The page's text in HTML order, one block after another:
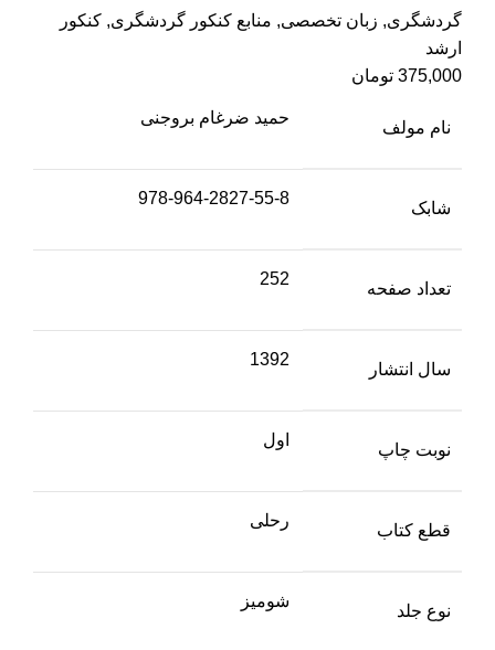
گردشگری, زبان تخصصی, منابع کنکور گردشگری, کنکور
ارشد
375,000 تومان
نام مولف
حمید ضرغام بروجنی
شابک
978-964-2827-55-8
تعداد صفحه
252
سال انتشار
1392
نوبت چاپ
اول
قطع کتاب
رحلی
نوع جلد
شومیز